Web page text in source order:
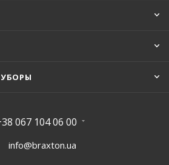
067 104 06 00
info@braxton.ua